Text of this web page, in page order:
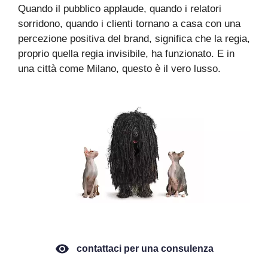
Quando il pubblico applaude, quando i relatori
sorridono, quando i clienti tornano a casa con una
percezione positiva del brand, significa che la regia,
proprio quella regia invisibile, ha funzionato. E in
una città come Milano, questo è il vero lusso.
contattaci per una consulenza